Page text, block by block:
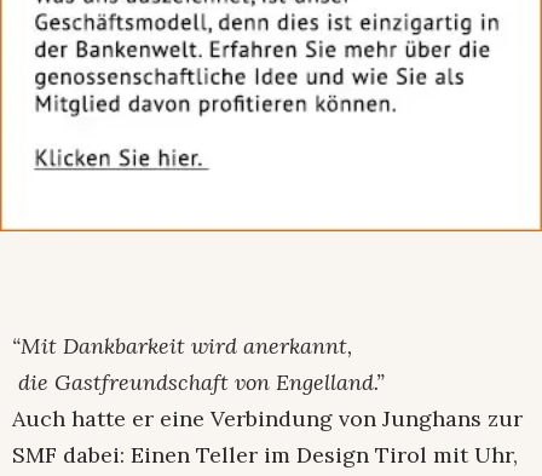
“Mit Dankbarkeit wird anerkannt,
die Gastfreundschaft von Engelland.”
Auch hatte er eine Verbindung von Junghans zur
SMF dabei: Einen Teller im Design Tirol mit Uhr,